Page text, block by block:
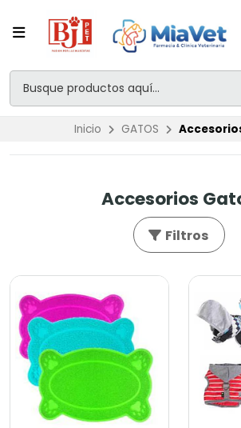
Inicio GATOS
Accesorios
Filtros